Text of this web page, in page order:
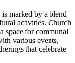
marked by a blend
activities. Church
space for communal
various events,
that celebrate